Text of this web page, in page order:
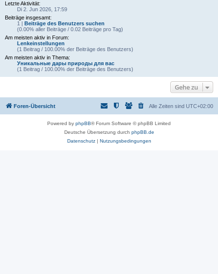
Letzte Aktivität:
Di 2. Jun 2026, 17:59
Beiträge insgesamt:
1 | Beiträge des Benutzers suchen
(0.00% aller Beiträge / 0.02 Beiträge pro Tag)
Am meisten aktiv in Forum:
Lenkeinstellungen
(1 Beitrag / 100.00% der Beiträge des Benutzers)
Am meisten aktiv in Thema:
Уникальные дары природы для вас
(1 Beitrag / 100.00% der Beiträge des Benutzers)
Gehe zu
Foren-Übersicht Alle Zeiten sind UTC+02:00
Powered by phpBB® Forum Software © phpBB Limited
Deutsche Übersetzung durch phpBB.de
Datenschutz| Nutzungsbedingungen